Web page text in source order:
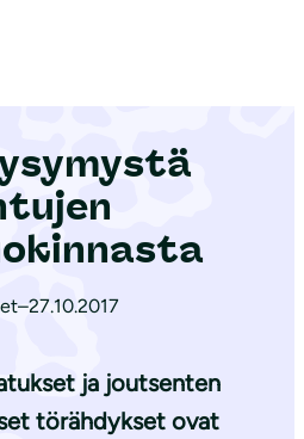
–27.10.2017
ja joutsenten
törähdykset ovat